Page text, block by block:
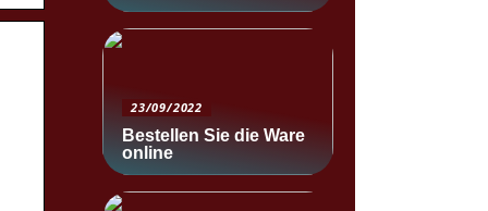
23/09/2022
Bestellen Sie die Ware
online